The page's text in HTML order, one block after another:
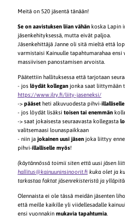
Meitä on 520 jäsentä tänään!
Se on aavistuksen liian vähänkoska Lapin
jäsenkehityksessä, mutta eivät paljoa.
Jäsenkehittäjä Janne oli sitä mieltä että
varmistaisi Kainuulle tapahtumarahaa ensi
massiivisen panostamisen arvoista.
Päätettiin hallituksessa että tarjotaan
- jos löydät kolleganjonka saat liittymään
https://www.ilry.fi/liity-jaseneksi/
-> pääsetheti alkuvuodesta pihvi-illalliselle
- jos löydät lisäksi toisen tai enemmän
-> saat jokaisesta seuraavasta kollegasta
valitsemaasi lounaspaikkaan
- niin ja jokainen uusi jäsen joka liittyy
pihvi-illalliselle myös!
(käytännössä toimii siten että uusi jäsen
hallitus@kainuuninsinoorit.fikuka olet ja
tarkastaa faktat jäsenrekisteristä ja
Olennaista ei ole tässä meidän jäsenten
että meille kaikille yli viidellesadalle
ensi vuonnakin mukavia tapahtumia.